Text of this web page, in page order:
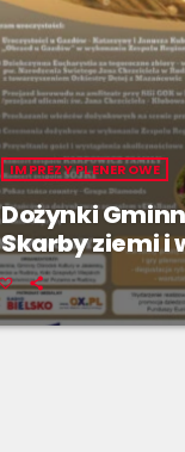
IMPREZY PLENEROWE
Dożynki
Skarby ziemi i